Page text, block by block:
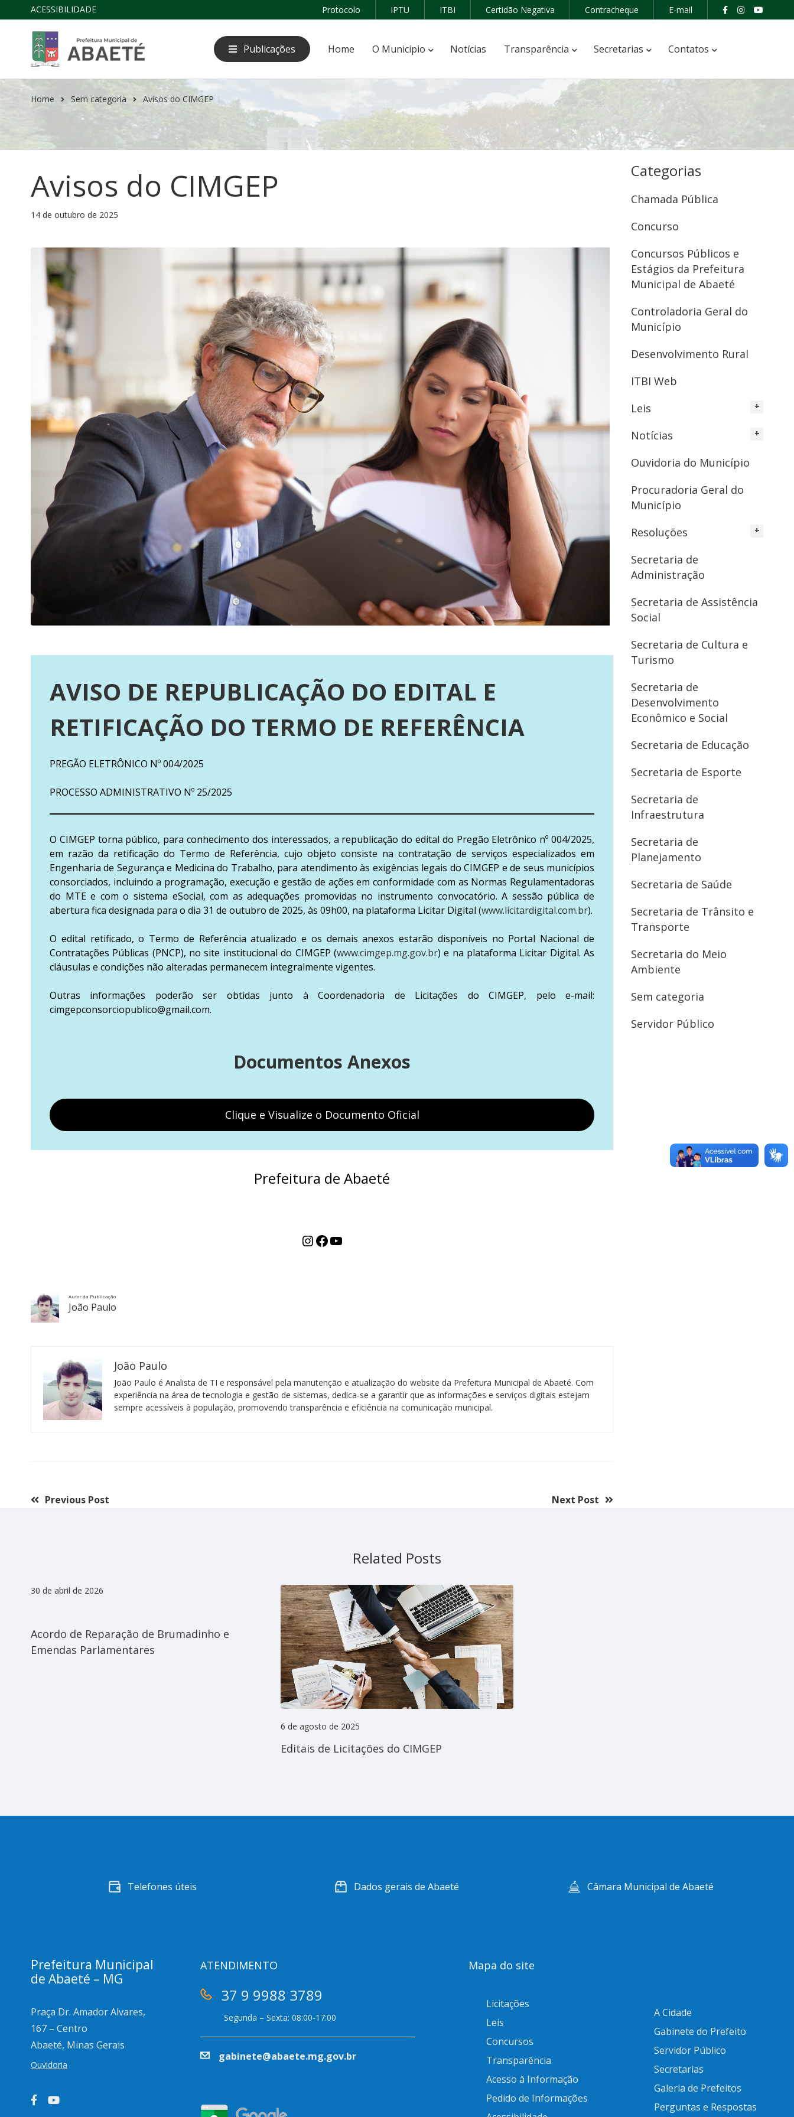
ACESSIBILIDADE Protocolo IPTU ITBI Certidão Negativa Contracheque E-mail
Publicações Home O Município Notícias Transparência Secretarias Contatos
Home Sem categoria Avisos do CIMGEP
Avisos do CIMGEP
14 de outubro de 2025
AVISO DE REPUBLICAÇÃO DO EDITAL E
RETIFICAÇÃO DO TERMO DE REFERÊNCIA
PREGÃO ELETRÔNICO Nº 004/2025
PROCESSO ADMINISTRATIVO Nº 25/2025
O CIMGEP torna público, para conhecimento dos interessados, a republicação do edital do Pregão Eletrônico nº 004/2025,
em razão da retificação do Termo de Referência, cujo objeto consiste na contratação de serviços especializados em
Engenharia de Segurança e Medicina do Trabalho, para atendimento às exigências legais do CIMGEP e de seus municípios
consorciados, incluindo a programação, execução e gestão de ações em conformidade com as Normas Regulamentadoras
do MTE e com o sistema eSocial, com as adequações promovidas no instrumento convocatório. A sessão pública de
abertura fica designada para o dia 31 de outubro de 2025, às 09h00, na plataforma Licitar Digital (www.licitardigital.com.br).
O edital retificado, o Termo de Referência atualizado e os demais anexos estarão disponíveis no Portal Nacional de
Contratações Públicas (PNCP), no site institucional do CIMGEP (www.cimgep.mg.gov.br) e na plataforma Licitar Digital. As
cláusulas e condições não alteradas permanecem integralmente vigentes.
Outras informações poderão ser obtidas junto à Coordenadoria de Licitações do CIMGEP, pelo e-mail:
cimgepconsorciopublico@gmail.com.
Documentos Anexos
Clique e Visualize o Documento Oficial
Prefeitura de Abaeté
Autor da Publicação
João Paulo
João Paulo
João Paulo é Analista de TI e responsável pela manutenção e atualização do website da Prefeitura Municipal de Abaeté. Com
experiência na área de tecnologia e gestão de sistemas, dedica-se a garantir que as informações e serviços digitais estejam
sempre acessíveis à população, promovendo transparência e eficiência na comunicação municipal.
Previous Post Next Post
Categorias
Chamada Pública
Concurso
Concursos Públicos e
Estágios da Prefeitura
Municipal de Abaeté
Controladoria Geral do
Município
Desenvolvimento Rural
ITBI Web
Leis
Notícias
Ouvidoria do Município
Procuradoria Geral do
Município
Resoluções
Secretaria de
Administração
Secretaria de Assistência
Social
Secretaria de Cultura e
Turismo
Secretaria de
Desenvolvimento
Econômico e Social
Secretaria de Educação
Secretaria de Esporte
Secretaria de
Infraestrutura
Secretaria de
Planejamento
Secretaria de Saúde
Secretaria de Trânsito e
Transporte
Secretaria do Meio
Ambiente
Sem categoria
Servidor Público
Related Posts
Acordo de Reparação de Brumadinho e
Emendas Parlamentares
30 de abril de 2026
Editais de Licitações do CIMGEP
6 de agosto de 2025
Telefones úteis Dados gerais de Abaeté Câmara Municipal de Abaeté
Prefeitura Municipal
de Abaeté – MG
Praça Dr. Amador Alvares,
167 – Centro
Abaeté, Minas Gerais
Ouvidoria
ATENDIMENTO
37 9 9988 3789
Segunda – Sexta: 08:00-17:00
gabinete@abaete.mg.gov.br
Mapa do site
Licitações
Leis
Concursos
Transparência
Acesso à Informação
Pedido de Informações
A Cidade
Gabinete do Prefeito
Servidor Público
Secretarias
Galeria de Prefeitos
Perguntas e Respostas